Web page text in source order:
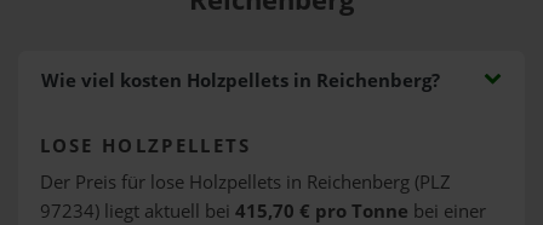
Wie viel kosten Holzpellets in Reichenberg?
LOSE HOLZPELLETS
Der Preis für lose Holzpellets in Reichenberg (PLZ
97234) liegt aktuell bei 415,70 € pro Tonne bei einer